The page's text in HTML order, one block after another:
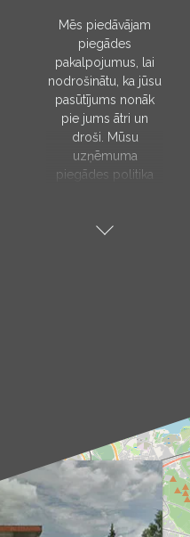
Mēs piedāvājam
piegādes
pakalpojumus, lai
nodrošinātu, ka jūsu
pasūtījums nonāk
pie jums ātri un
droši. Mūsu
uzņēmuma
piegādes politika
uz jūsu norādīto
sazināsies, lai
pārliecinātos par
piegādes adresi un
paziņotu par
paredzamo
piegādes laiku.